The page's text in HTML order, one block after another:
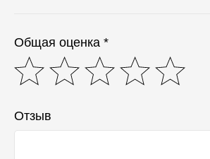
Общая оценка *
Отзыв